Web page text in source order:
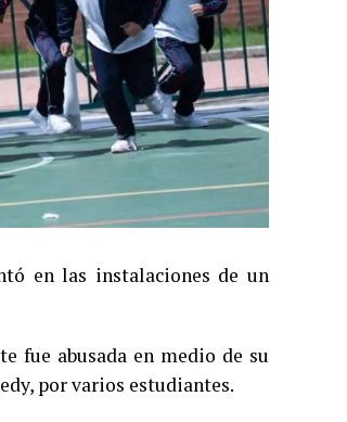
en las instalaciones de un
fue abusada en medio de su
por varios estudiantes.